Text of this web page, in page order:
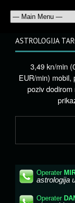
ASTROLOGIJA
3,49 kn/min
EUR/min) mobil,
poziv